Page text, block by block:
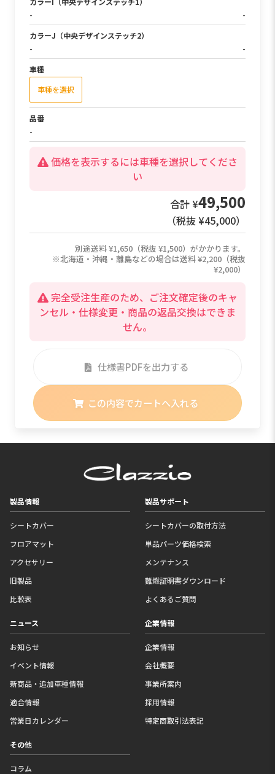
-
-
カラーJ（中央デザインステッチ2）
-
-
車種
品番
ED-6519
合計 ¥49,500
別途送料 ¥1,650（税抜 ¥1,500）がかかります。
※北海道・沖縄・離島などの場合は送料 ¥2,200（税抜
¥2,000）
完全受注生産のため、ご注文確定後のキャ
ンセル・仕様変更・商品の返品交換はできま
仕様書PDFを出力する
フロアマット
シートカバーの取付方法
単品パーツ価格検索
ニュース
お知らせ
イベント情報
企業情報
企業情報
会社概要
その他
コラム
ギャラリー